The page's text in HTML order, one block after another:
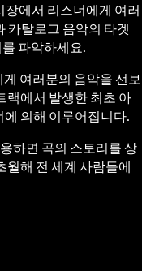
장에서 리스너에게 여러
카탈로그 음악의 타겟
파악하세요.
여러분의 음악을 선보
랙에서 발생한 최초 아
의해 이루어집니다.
하면 곡의 스토리를 상
월해 전 세계 사람들에